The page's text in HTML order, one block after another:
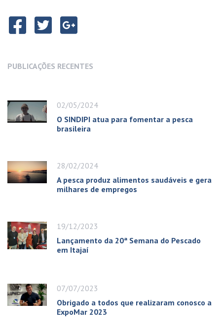
PUBLICAÇÕES RECENTES
02/05/2024
O SINDIPI atua para fomentar a pesca
brasileira
28/02/2024
A pesca produz alimentos saudáveis e gera
milhares de empregos
19/12/2023
Lançamento da 20ª Semana do Pescado
em Itajaí
07/07/2023
Obrigado a todos que realizaram conosco a
ExpoMar 2023